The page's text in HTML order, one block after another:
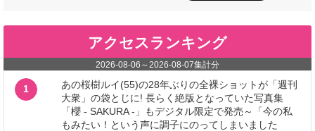
アクセスランキング
2026-08-06 ～ 2026-08-07集計分
1
あの桜樹ルイ(55)の28年ぶりの全裸ショットが「週刊
大衆」の袋とじに! 長らく絶版となっていた写真集
「櫻 - SAKURA -」もデジタル限定で発売～「今の私
もみたい！という声に調子にのってしまいました